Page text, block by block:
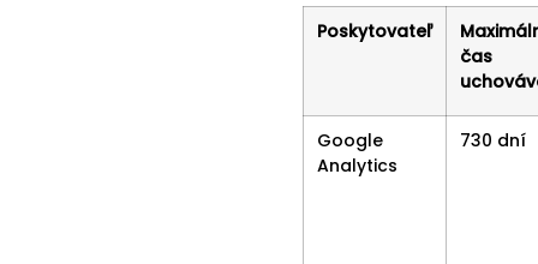
Poskytovateľ
čas
Google
Analytics
730 dní